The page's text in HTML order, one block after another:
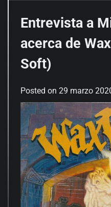
Entrevista a
acerca de
Soft)
Posted on 29 marzo